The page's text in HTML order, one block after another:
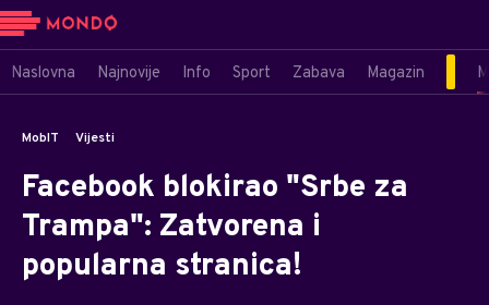
Naslovna Najnovije Info Sport Zabava Magazin
MobIT Vijesti
Facebook blokirao "Srbe za
Trampa": Zatvorena i
popularna stranica!